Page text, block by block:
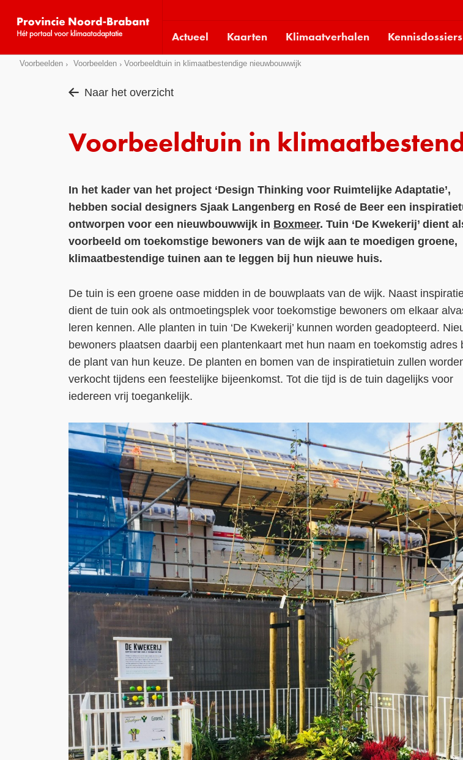
social
media
pages:
Actueel Kaarten Klimaatverhalen Kennisdossiers
Voorbeelden Voorbeelden Voorbeeldtuin in klimaatbestendige nieuwbouwwijk
Naar het overzicht
Voorbeeldtuin in
In het kader van het project ‘Design Thinking voor Ruimtelijke Adaptatie’,
hebben social designers Sjaak Langenberg en Rosé de Beer een
ontworpen voor een nieuwbouwwijk in Boxmeer. Tuin ‘De Kwekerij’ dient
voorbeeld om toekomstige bewoners van de wijk aan te moedigen groene,
klimaatbestendige tuinen aan te leggen bij hun nieuwe huis.
De tuin is een groene oase midden in de bouwplaats van de wijk. Naast
dient de tuin ook als ontmoetingsplek voor toekomstige bewoners om elkaar
leren kennen. Alle planten in tuin ‘De Kwekerij’ kunnen worden geadopteerd.
bewoners plaatsen daarbij een plantenkaart met hun naam en toekomstig adres
de plant van hun keuze. De planten en bomen van de inspiratietuin zullen
verkocht tijdens een feestelijke bijeenkomst. Tot die tijd is de tuin dagelijks voor
iedereen vrij toegankelijk.